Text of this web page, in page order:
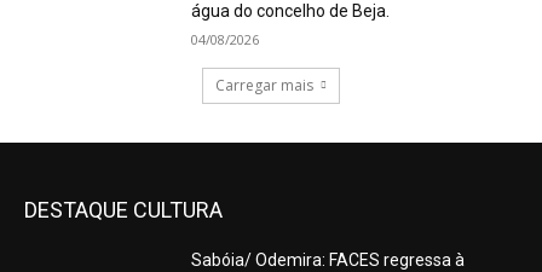
água do concelho de Beja.
04/08/2026
Carregar mais
DESTAQUE CULTURA
Sabóia/ Odemira: FACES regressa à